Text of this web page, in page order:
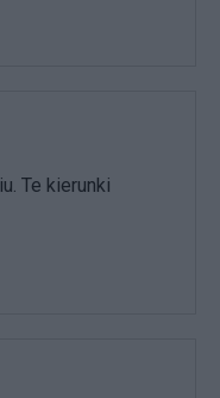
Te kierunki